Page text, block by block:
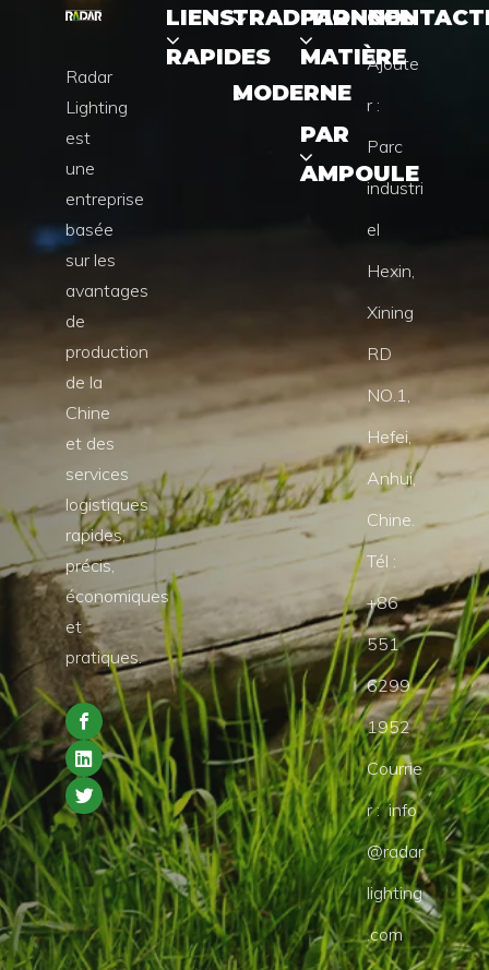
Radar
Lighting
est
une
entreprise
basée
sur les
avantages
de
production
de la
Chine
et des
services
logistiques
rapides,
précis,
économiques
et
pratiques.
LIENS
RAPIDES
TRADITIONNEL
MODERNE
PAR
MATIÈRE
PAR
AMPOULE
Ajoute
r :
Parc
industri
el
Hexin,
Xining
RD
NO.1,
Hefei,
Anhui,
Chine.
Tél :
+86
551
6299
1952
Courrie
r :info
@radar
lighting
.com